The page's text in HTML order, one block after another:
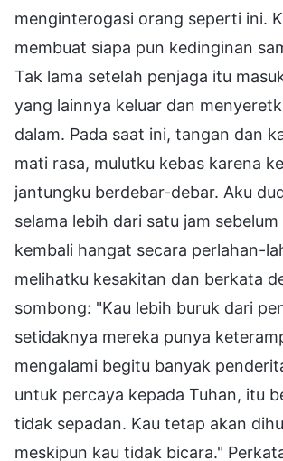
menginterogasi orang seperti ini.
membuat siapa pun kedinginan
Tak lama setelah penjaga itu
yang lainnya keluar dan
dalam. Pada saat ini, tangan dan
mati rasa, mulutku kebas karena
jantungku berdebar-debar. Aku
selama lebih dari satu jam
kembali hangat secara perlahan-
melihatku kesakitan dan berkata
sombong: "Kau lebih buruk dari
setidaknya mereka punya
mengalami begitu banyak
untuk percaya kepada Tuhan, itu
tidak sepadan. Kau tetap akan
meskipun kau tidak bicara."